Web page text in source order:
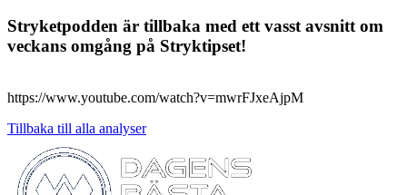
Stryketpodden är tillbaka med ett vasst avsnitt om
veckans omgång på Stryktipset!
https://www.youtube.com/watch?v=mwrFJxeAjpM
Tillbaka till alla analyser